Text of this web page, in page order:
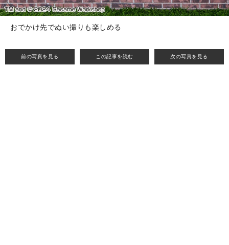
前の写真を見る この記事を読む 次の写真を見る
おでかけ先でぬい撮りも楽しめる